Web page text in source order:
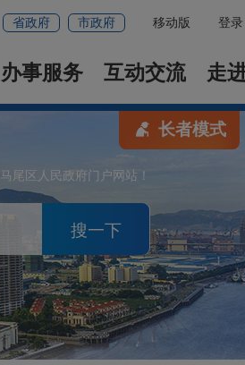
省政府 市政府 移动版 登录
办事服务 互动交流 走
尾区人民政府门户网站！
搜一下
长者模式